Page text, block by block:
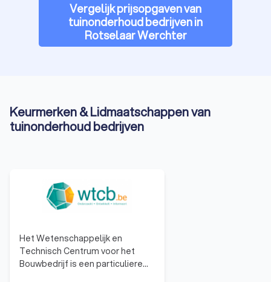
Vergelijk prijsopgaven van
tuinonderhoud bedrijven in
Rotselaar Werchter
Keurmerken & Lidmaatschappen van
tuinonderhoud bedrijven
Het Wetenschappelijk en
Technisch Centrum voor het
Bouwbedrijf is een particuliere